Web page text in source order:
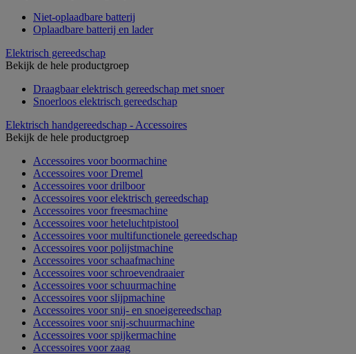
Niet-oplaadbare batterij
Oplaadbare batterij en lader
Elektrisch gereedschap
Bekijk de hele productgroep
Draagbaar elektrisch gereedschap met snoer
Snoerloos elektrisch gereedschap
Elektrisch handgereedschap - Accessoires
Bekijk de hele productgroep
Accessoires voor boormachine
Accessoires voor Dremel
Accessoires voor drilboor
Accessoires voor elektrisch gereedschap
Accessoires voor freesmachine
Accessoires voor heteluchtpistool
Accessoires voor multifunctionele gereedschap
Accessoires voor polijstmachine
Accessoires voor schaafmachine
Accessoires voor schroevendraaier
Accessoires voor schuurmachine
Accessoires voor slijpmachine
Accessoires voor snij- en snoeigereedschap
Accessoires voor snij-schuurmachine
Accessoires voor spijkermachine
Accessoires voor zaag